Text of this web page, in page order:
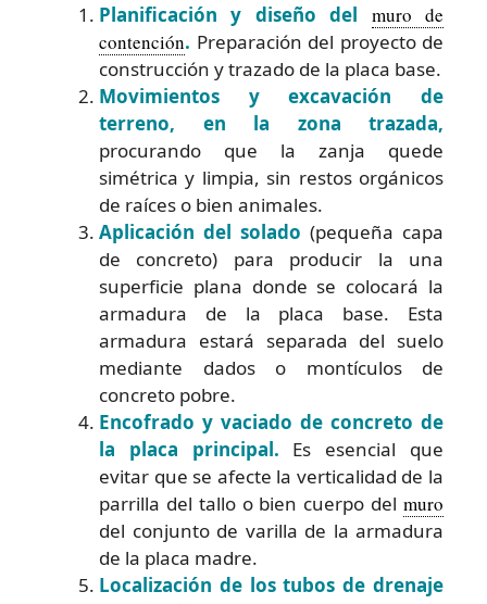
Planificación y diseño del muro de
contención. Preparación del proyecto de
construcción y trazado de la placa base.
Movimientos y excavación de
terreno, en la zona trazada,
procurando que la zanja quede
simétrica y limpia, sin restos orgánicos
de raíces o bien animales.
Aplicación del solado (pequeña capa
de concreto) para producir la una
superficie plana donde se colocará la
armadura de la placa base. Esta
armadura estará separada del suelo
mediante dados o montículos de
concreto pobre.
Encofrado y vaciado de concreto de
la placa principal. Es esencial que
evitar que se afecte la verticalidad de la
parrilla del tallo o bien cuerpo del muro
del conjunto de varilla de la armadura
de la placa madre.
Localización de los tubos de drenaje